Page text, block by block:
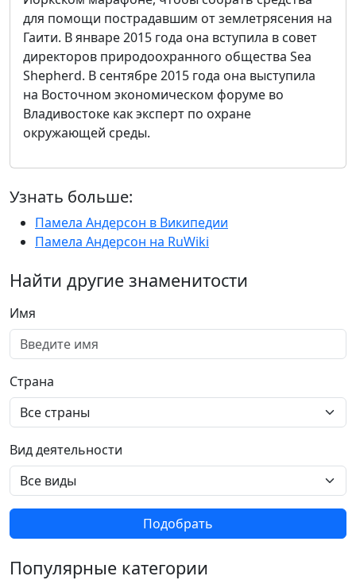
для помощи пострадавшим от землетрясения на
Гаити. В январе 2015 года она вступила в совет
директоров природоохранного общества Sea
Shepherd. В сентябре 2015 года она выступила
на Восточном экономическом форуме во
Владивостоке как эксперт по охране
окружающей среды.
Узнать больше:
Памела Андерсон в Википедии
Памела Андерсон на RuWiki
Найти другие знаменитости
Имя
Страна
Вид деятельности
Подобрать
Популярные категории